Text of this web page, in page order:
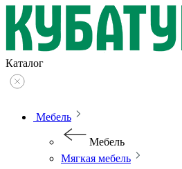
Каталог
Мебель
Мебель
Мягкая мебель